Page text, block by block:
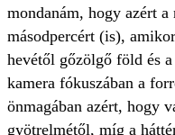
mondanám, hogy azért
másodpercért (is),
hevétől gőzölgő föld és
kamera fókuszában a
önmagában azért, hogy
gyötrelmétől, míg a